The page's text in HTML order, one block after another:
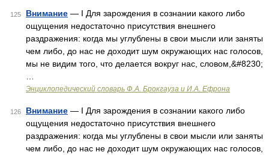
125 Внимание — I Для зарождения в сознании какого либо
ощущения недостаточно присутствия внешнего
раздражения: когда мы углублены в свои мысли или заняты
чем либо, до нас не доходит шум окружающих нас голосов,
мы не видим того, что делается вокруг нас, словом,&#8230;
Энциклопедический словарь Ф.А. Брокгауза и И.А. Ефрона
126 Внимание — I Для зарождения в сознании какого либо
ощущения недостаточно присутствия внешнего
раздражения: когда мы углублены в свои мысли или заняты
чем либо, до нас не доходит шум окружающих нас голосов,